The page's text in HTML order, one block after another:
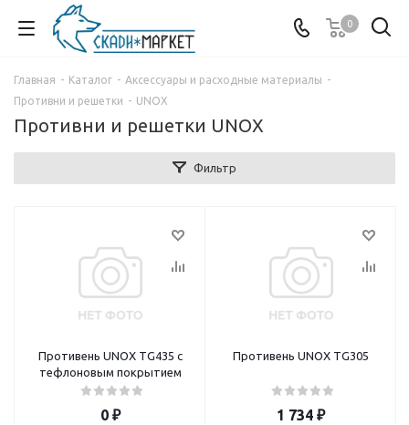
0
Главная - Каталог - Аксессуары и расходные материалы -
Противни и решетки - UNOX
Противни и решетки UNOX
Фильтр
Противень UNOX TG435 с
тефлоновым покрытием
0₽
Противень UNOX TG305
1 734 ₽